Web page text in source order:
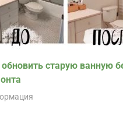
старую ванную